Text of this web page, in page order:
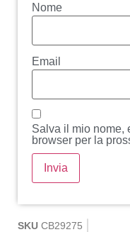
Nome
Email
Salva il mio nome,
browser per la
SKU CB29275